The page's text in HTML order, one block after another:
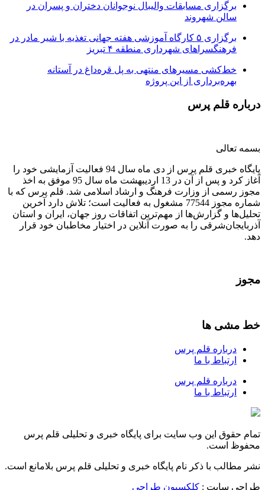
برگزاری مسابقات والیبال نوجوانان دختران و پسران در
سالن شهروند
برگزاری ۵ کارگاه آموزشی هفته جهانی تغذیه با شیر مادر در
فرهنگسراهای شهرداری منطقه ۴ تبریز
خط‌کشی مسیرهای منتهی به پل قره‌داغ در آستانه
بهره‌برداری از این پروژه
درباره قلم پرس
بسمه تعالی
پایگاه خبری قلم پرس از دی ماه سال 94 فعالیت آزمایشی خود را
آغاز کرد و پس از آن در 13 اردیبهشت ماه سال 95 موفق به اخذ
مجوز رسمی از وزارت فرهنگ و ارشاد اسلامی شد. قلم پرس که با
شماره مجوز 77544 مشغول به فعالیت است؛ تلاش دارد آخرین
تحلیل‌ها و گزارش‌ها از مهم‌ترین اتفاقات روز جهان، ایران و استان
آذربایجان‌شرقی را به صورت آنلاین در اختیار مخاطبان خود قرار
دهد.
مجوز
خط مشی ها
درباره قلم پرس
ارتباط با ما
درباره قلم پرس
ارتباط با ما
تمام حقوق این وب سایت برای پایگاه خبری و تحلیلی قلم پرس
محفوظ است.
نشر مطالب با ذکر نام پایگاه خبری و تحلیلی قلم پرس بلامانع است.
طراحی سایت : کلکسیون طراحی